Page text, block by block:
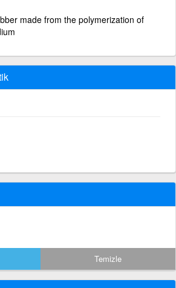
made from the polymerization of
Temizle